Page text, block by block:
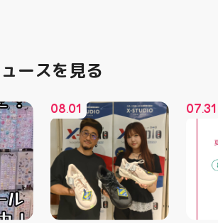
ースを見る
08.01 07.31